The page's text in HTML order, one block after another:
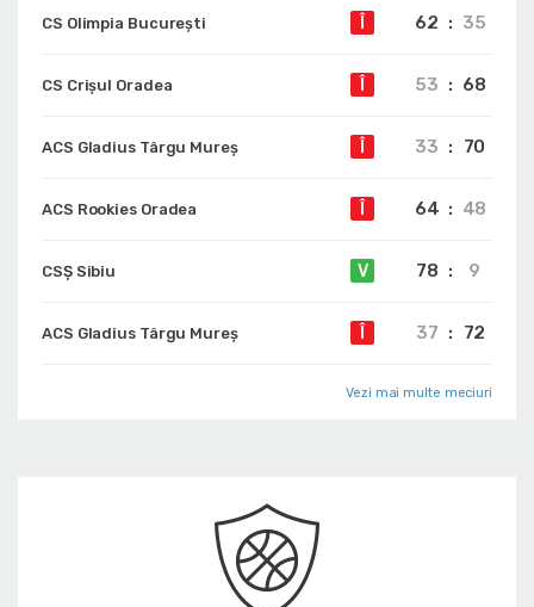
CS Olimpia București 62 : 35
CS Crișul Oradea 53 : 68
ACS Gladius Târgu Mureș 33 : 70
ACS Rookies Oradea 64 : 48
CSȘ Sibiu V 78 : 9
ACS Gladius Târgu Mureș 37 : 72
Vezi mai multe meciuri